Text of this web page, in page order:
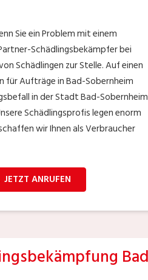
Sie ein Problem mit einem
Schädlingsbekämpfer bei
Schädlingen zur Stelle. Auf einen
für Aufträge in Bad-Sobernheim
in der Stadt Bad-
Schädlingsprofis legen enorm
wir Ihnen als Verbraucher
JETZT ANRUFEN